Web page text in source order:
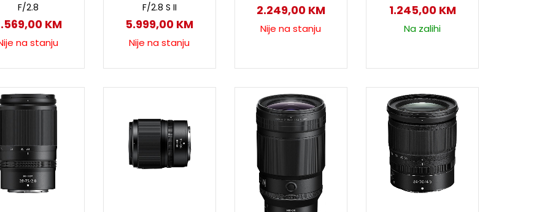
F/2.8
KM
na stanju
F/2.8 S II
5.999,00 KM
Nije na stanju
2.249,00 KM
Nije na stanju
1.245,00 KM
Na zalihi